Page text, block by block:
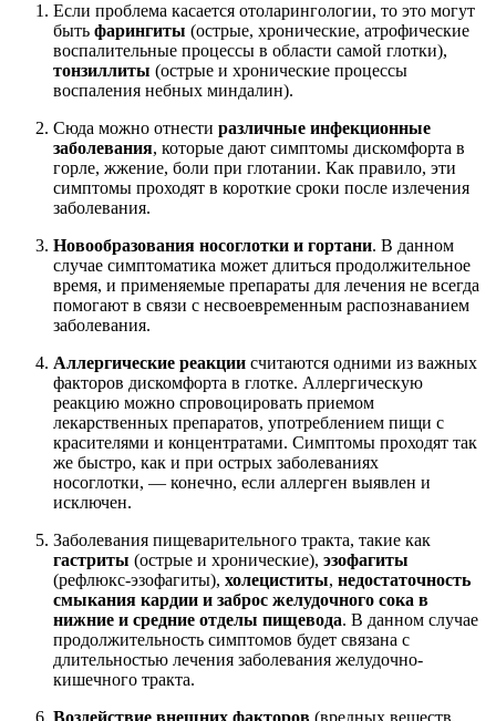
Если проблема касается отоларингологии, то это могут
быть фарингиты (острые, хронические, атрофические
воспалительные процессы в области самой глотки),
тонзиллиты (острые и хронические процессы
воспаления небных миндалин).
Сюда можно отнести различные инфекционные
заболевания, которые дают симптомы дискомфорта в
горле, жжение, боли при глотании. Как правило, эти
симптомы проходят в короткие сроки после излечения
заболевания.
Новообразования носоглотки и гортани. В данном
случае симптоматика может длиться продолжительное
время, и применяемые препараты для лечения не всегда
помогают в связи с несвоевременным распознаванием
заболевания.
Аллергические реакции считаются одними из важных
факторов дискомфорта в глотке. Аллергическую
реакцию можно спровоцировать приемом
лекарственных препаратов, употреблением пищи с
красителями и концентратами. Симптомы проходят так
же быстро, как и при острых заболеваниях
носоглотки, — конечно, если аллерген выявлен и
исключен.
Заболевания пищеварительного тракта, такие как
гастриты (острые и хронические), эзофагиты
(рефлюкс-эзофагиты), холециститы, недостаточность
смыкания кардии и заброс желудочного сока в
нижние и средние отделы пищевода. В данном случае
продолжительность симптомов будет связана с
длительностью лечения заболевания желудочно-
кишечного тракта.